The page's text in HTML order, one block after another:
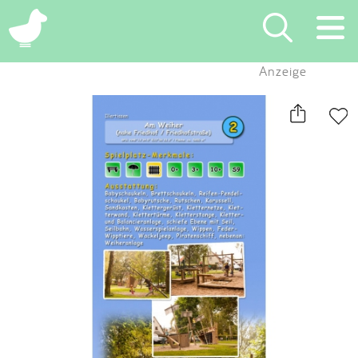
×
Suchen
Eintragen
App
Blog
Partner
Kontakt
Anzeige